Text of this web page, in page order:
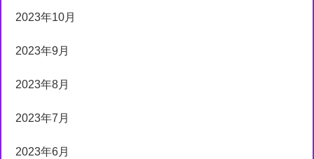
2023年10月
2023年9月
2023年8月
2023年7月
2023年6月